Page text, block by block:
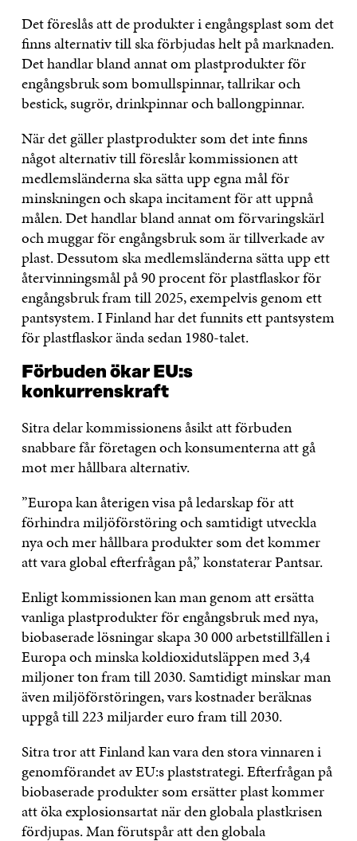
Det föreslås att de produkter i engångsplast som det
finns alternativ till ska förbjudas helt på marknaden.
Det handlar bland annat om plastprodukter för
engångsbruk som bomullspinnar, tallrikar och
bestick, sugrör, drinkpinnar och ballongpinnar.
När det gäller plastprodukter som det inte finns
något alternativ till föreslår kommissionen att
medlemsländerna ska sätta upp egna mål för
minskningen och skapa incitament för att uppnå
målen. Det handlar bland annat om förvaringskärl
och muggar för engångsbruk som är tillverkade av
plast. Dessutom ska medlemsländerna sätta upp ett
återvinningsmål på 90 procent för plastflaskor för
engångsbruk fram till 2025, exempelvis genom ett
pantsystem. I Finland har det funnits ett pantsystem
för plastflaskor ända sedan 1980-talet.
Förbuden ökar EU:s
konkurrenskraft
Sitra delar kommissionens åsikt att förbuden
snabbare får företagen och konsumenterna att gå
mot mer hållbara alternativ.
”Europa kan återigen visa på ledarskap för att
förhindra miljöförstöring och samtidigt utveckla
nya och mer hållbara produkter som det kommer
att vara global efterfrågan på,” konstaterar Pantsar.
Enligt kommissionen kan man genom att ersätta
vanliga plastprodukter för engångsbruk med nya,
biobaserade lösningar skapa 30 000 arbetstillfällen i
Europa och minska koldioxidutsläppen med 3,4
miljoner ton fram till 2030. Samtidigt minskar man
även miljöförstöringen, vars kostnader beräknas
uppgå till 223 miljarder euro fram till 2030.
Sitra tror att Finland kan vara den stora vinnaren i
genomförandet av EU:s plaststrategi. Efterfrågan på
biobaserade produkter som ersätter plast kommer
att öka explosionsartat när den globala plastkrisen
fördjupas. Man förutspår att den globala